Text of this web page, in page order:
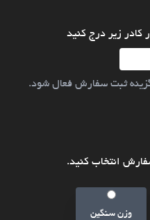
کادر زیر درج کنید
گزینه ثبت سفارش فعال شود.
انتخاب کنید.
وزن سنگین